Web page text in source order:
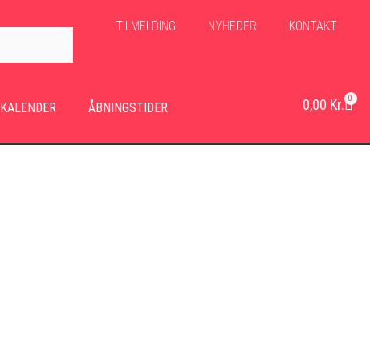
TILMELDING NYHEDER KONTAKT
KALENDER ÅBNINGSTIDER 0,00 Kr. 0